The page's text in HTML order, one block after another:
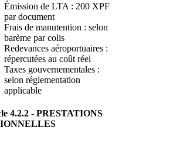
Émission de LTA : 200 XPF
par document
Frais de manutention : selon
barème par colis
Redevances aéroportuaires :
répercutées au coût réel
Taxes gouvernementales :
selon réglementation
applicable
4.2.2 - PRESTATIONS